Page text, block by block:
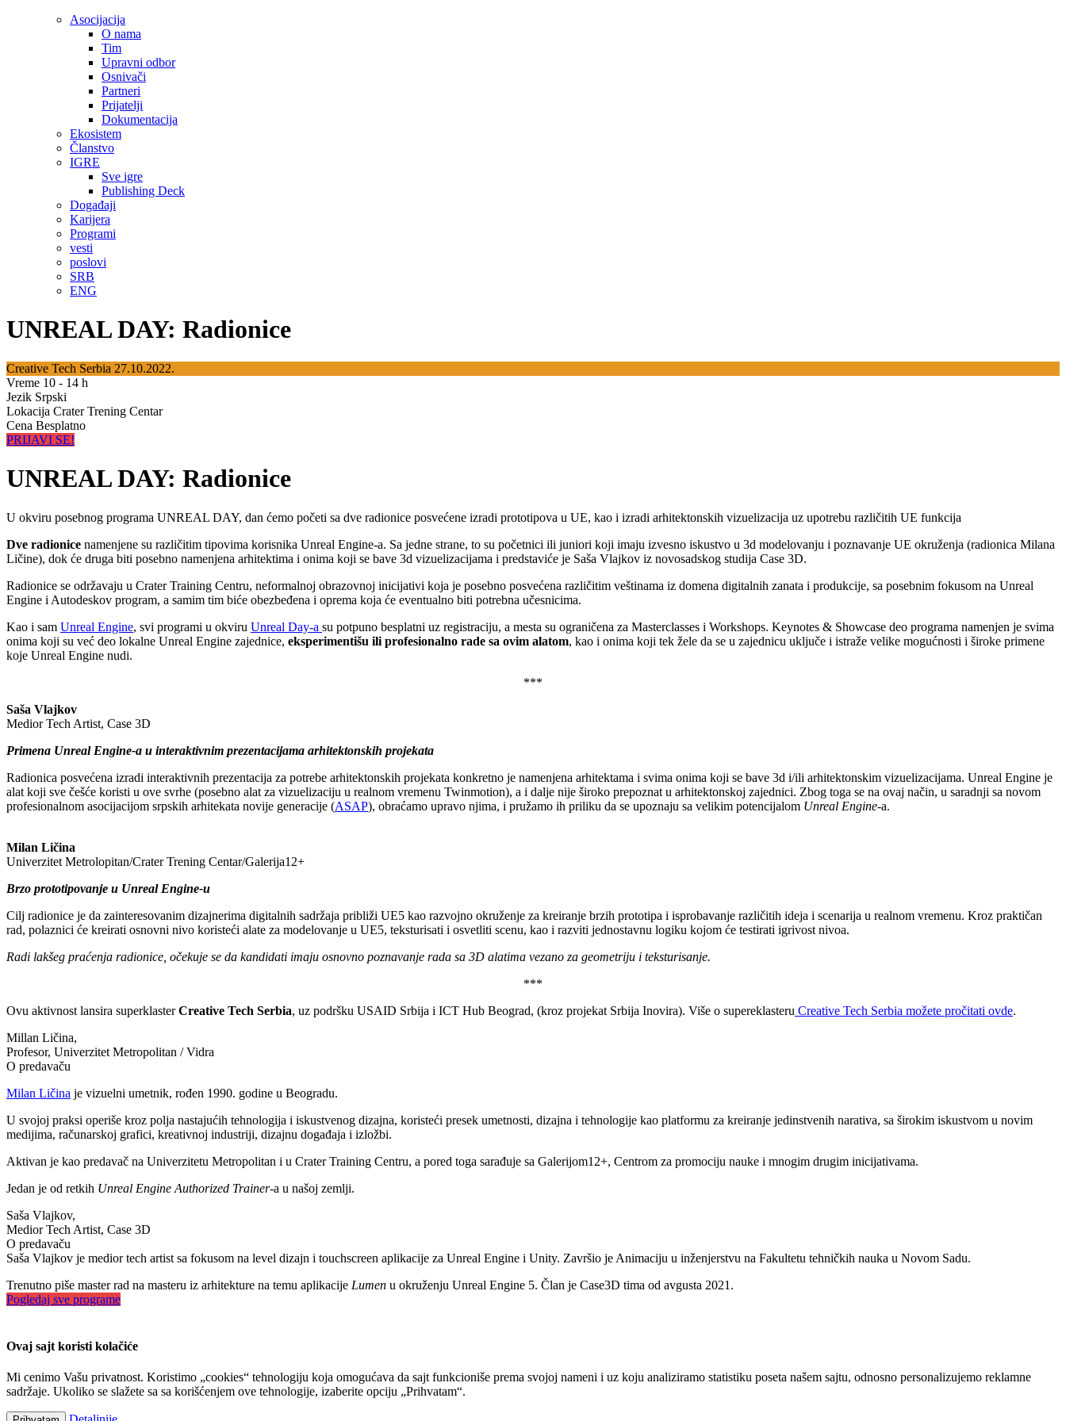
Asocijacija
O nama
Tim
Upravni odbor
Osnivači
Partneri
Prijatelji
Dokumentacija
Ekosistem
Članstvo
IGRE
Sve igre
Publishing Deck
Događaji
Karijera
Programi
vesti
poslovi
SRB
ENG
UNREAL DAY: Radionice
Creative Tech Serbia 27.10.2022.
Vreme 10 - 14 h
Jezik Srpski
Lokacija Crater Trening Centar
Cena Besplatno
PRIJAVI SE!
UNREAL DAY: Radionice
U okviru posebnog programa UNREAL DAY, dan ćemo početi sa dve radionice posvećene izradi prototipova u UE, kao i izradi arhitektonskih vizuelizacija uz upotrebu različitih UE funkcija
Dve radionice namenjene su različitim tipovima korisnika Unreal Engine-a. Sa jedne strane, to su početnici ili juniori koji imaju izvesno iskustvo u 3d modelovanju i poznavanje UE okruženja (radionica Milana
Ličine), dok će druga biti posebno namenjena arhitektima i onima koji se bave 3d vizuelizacijama i predstaviće je Saša Vlajkov iz novosadskog studija Case 3D.
Radionice se održavaju u Crater Training Centru, neformalnoj obrazovnoj inicijativi koja je posebno posvećena različitim veštinama iz domena digitalnih zanata i produkcije, sa posebnim fokusom na Unreal
Engine i Autodeskov program, a samim tim biće obezbeđena i oprema koja će eventualno biti potrebna učesnicima.
Kao i sam Unreal Engine, svi programi u okviru Unreal Day-a su potpuno besplatni uz registraciju, a mesta su ograničena za Masterclasses i Workshops. Keynotes & Showcase deo programa namenjen je svima
onima koji su već deo lokalne Unreal Engine zajednice, eksperimentišu ili profesionalno rade sa ovim alatom, kao i onima koji tek žele da se u zajednicu uključe i istraže velike mogućnosti i široke primene
koje Unreal Engine nudi.
***
Saša Vlajkov
Medior Tech Artist, Case 3D
Primena Unreal Engine-a u interaktivnim prezentacijama arhitektonskih projekata
Radionica posvećena izradi interaktivnih prezentacija za potrebe arhitektonskih projekata konkretno je namenjena arhitektama i svima onima koji se bave 3d i/ili arhitektonskim vizuelizacijama. Unreal Engine je
alat koji sve češće koristi u ove svrhe (posebno alat za vizuelizaciju u realnom vremenu Twinmotion), a i dalje nije široko prepoznat u arhitektonskoj zajednici. Zbog toga se na ovaj način, u saradnji sa novom
profesionalnom asocijacijom srpskih arhitekata novije generacije (ASAP), obraćamo upravo njima, i pružamo ih priliku da se upoznaju sa velikim potencijalom Unreal Engine-a.
Milan Ličina
Univerzitet Metrolopitan/Crater Trening Centar/Galerija12+
Brzo prototipovanje u Unreal Engine-u
Cilj radionice je da zainteresovanim dizajnerima digitalnih sadržaja približi UE5 kao razvojno okruženje za kreiranje brzih prototipa i isprobavanje različitih ideja i scenarija u realnom vremenu. Kroz praktičan
rad, polaznici će kreirati osnovni nivo koristeći alate za modelovanje u UE5, teksturisati i osvetliti scenu, kao i razviti jednostavnu logiku kojom će testirati igrivost nivoa.
Radi lakšeg praćenja radionice, očekuje se da kandidati imaju osnovno poznavanje rada sa 3D alatima vezano za geometriju i teksturisanje.
***
Ovu aktivnost lansira superklasterCreative Tech Serbia, uz podršku USAID Srbija i ICT Hub Beograd, (kroz projekat Srbija Inovira). Više o supereklasteru Creative Tech Serbia možete pročitati ovde.
Millan Ličina,
Profesor, Univerzitet Metropolitan / Vidra
O predavaču
Milan Ličina je vizuelni umetnik, rođen 1990. godine u Beogradu.
U svojoj praksi operiše kroz polja nastajućih tehnologija i iskustvenog dizajna, koristeći presek umetnosti, dizajna i tehnologije kao platformu za kreiranje jedinstvenih narativa, sa širokim iskustvom u novim
medijima, računarskoj grafici, kreativnoj industriji, dizajnu događaja i izložbi.
Aktivan je kao predavač na Univerzitetu Metropolitan i u Crater Training Centru, a pored toga sarađuje sa Galerijom12+, Centrom za promociju nauke i mnogim drugim inicijativama.
Jedan je od retkih Unreal Engine Authorized Trainer-a u našoj zemlji.
Saša Vlajkov,
Medior Tech Artist, Case 3D
O predavaču
Saša Vlajkov je medior tech artist sa fokusom na level dizajn i touchscreen aplikacije za Unreal Engine i Unity. Završio je Animaciju u inženjerstvu na Fakultetu tehničkih nauka u Novom Sadu.
Trenutno piše master rad na masteru iz arhitekture na temu aplikacije Lumen u okruženju Unreal Engine 5. Član je Case3D tima od avgusta 2021.
Pogledaj sve programe
Ovaj sajt koristi kolačiće
Mi cenimo Vašu privatnost. Koristimo „cookies“ tehnologiju koja omogućava da sajt funkcioniše prema svojoj nameni i uz koju analiziramo statistiku poseta našem sajtu, odnosno personalizujemo reklamne
sadržaje. Ukoliko se slažete sa sa korišćenjem ove tehnologije, izaberite opciju „Prihvatam“.